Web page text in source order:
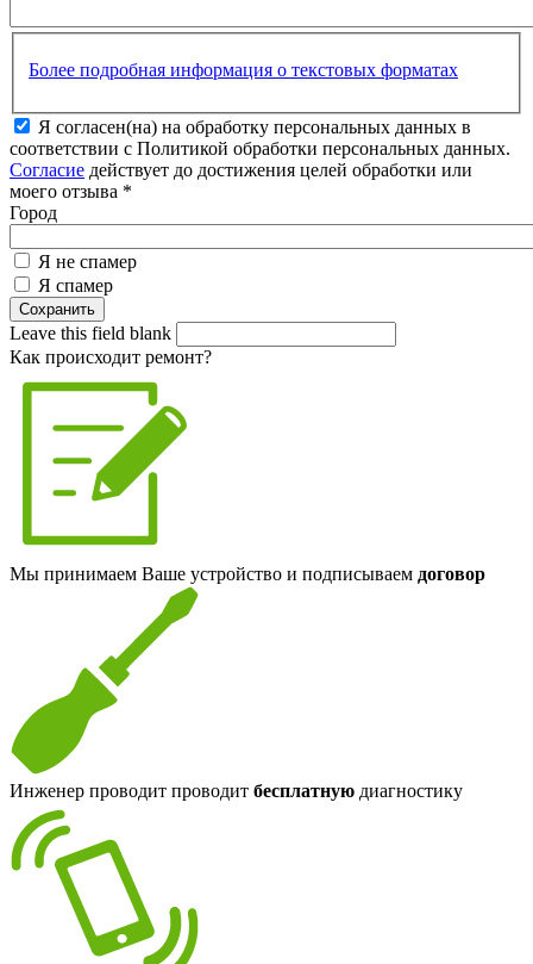
Более подробная информация о текстовых форматах
Я согласен(на) на обработку персональных данных в
соответствии с Политикой обработки персональных данных.
Согласие действует до достижения целей обработки или
моего отзыва *
Город
Я не спамер
Я спамер
Leave this field blank
Как происходит ремонт?
Мы принимаем Ваше устройство и подписываем договор
Инженер проводит проводит бесплатную диагностику